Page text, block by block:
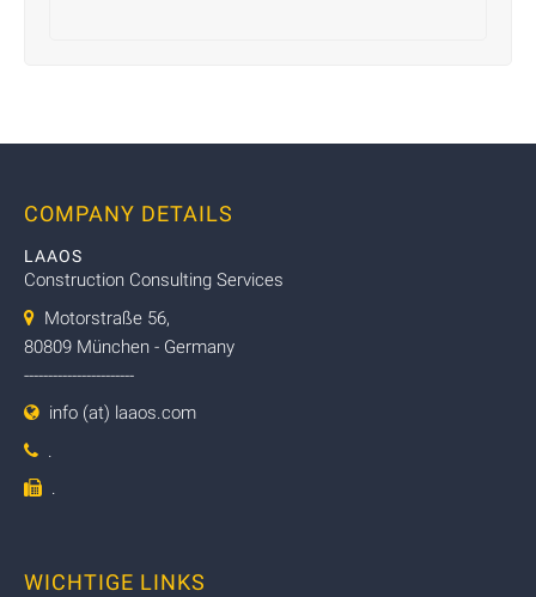
COMPANY DETAILS
LAAOS
Construction Consulting Services
Motorstraße 56,
80809 München - Germany
-----------------------
info (at) laaos.com
.
.
WICHTIGE LINKS